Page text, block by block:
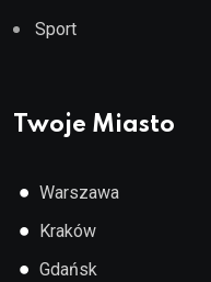
Sport
Twoje Miasto
● Warszawa
● Kraków
● Gdańsk